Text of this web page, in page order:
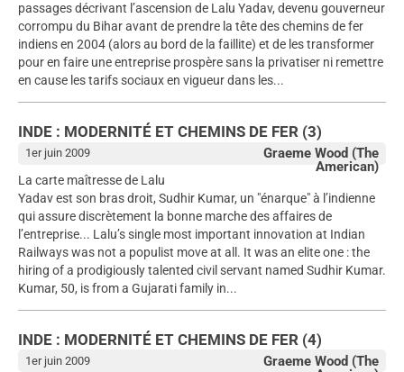
passages décrivant l’ascension de Lalu Yadav, devenu gouverneur
corrompu du Bihar avant de prendre la tête des chemins de fer
indiens en 2004 (alors au bord de la faillite) et de les transformer
pour en faire une entreprise prospère sans la privatiser ni remettre
en cause les tarifs sociaux en vigueur dans les...
INDE : MODERNITÉ ET CHEMINS DE FER (3)
Graeme Wood (The
American)
1er juin 2009
La carte maîtresse de Lalu
Yadav est son bras droit, Sudhir Kumar, un "énarque" à l’indienne
qui assure discrètement la bonne marche des affaires de
l’entreprise... Lalu’s single most important innovation at Indian
Railways was not a populist move at all. It was an elite one : the
hiring of a prodigiously talented civil servant named Sudhir Kumar.
Kumar, 50, is from a Gujarati family in...
INDE : MODERNITÉ ET CHEMINS DE FER (4)
Graeme Wood (The
1er juin 2009